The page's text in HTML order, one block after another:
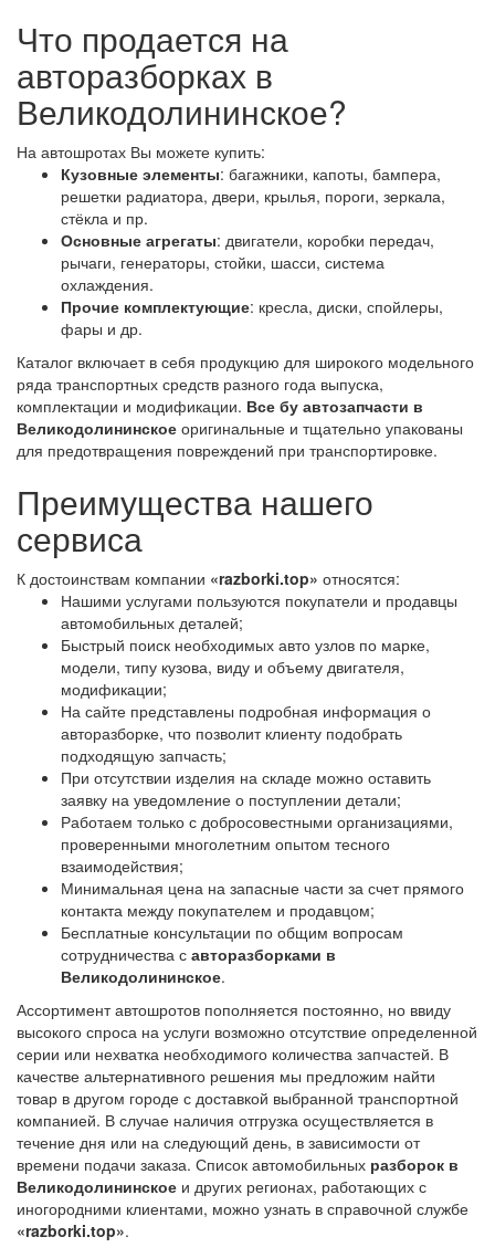
Что продается на
авторазборках в
Великодолининское?
На автошротах Вы можете купить:
Кузовные элементы: багажники, капоты, бампера,
решетки радиатора, двери, крылья, пороги, зеркала,
стёкла и пр.
Основные агрегаты: двигатели, коробки передач,
рычаги, генераторы, стойки, шасси, система
охлаждения.
Прочие комплектующие: кресла, диски, спойлеры,
фары и др.
Каталог включает в себя продукцию для широкого модельного
ряда транспортных средств разного года выпуска,
комплектации и модификации. Все бу автозапчасти в
Великодолининское оригинальные и тщательно упакованы
для предотвращения повреждений при транспортировке.
Преимущества нашего
сервиса
К достоинствам компании «razborki.top» относятся:
Нашими услугами пользуются покупатели и продавцы
автомобильных деталей;
Быстрый поиск необходимых авто узлов по марке,
модели, типу кузова, виду и объему двигателя,
модификации;
На сайте представлены подробная информация о
авторазборке, что позволит клиенту подобрать
подходящую запчасть;
При отсутствии изделия на складе можно оставить
заявку на уведомление о поступлении детали;
Работаем только с добросовестными организациями,
проверенными многолетним опытом тесного
взаимодействия;
Минимальная цена на запасные части за счет прямого
контакта между покупателем и продавцом;
Бесплатные консультации по общим вопросам
сотрудничества с авторазборками в
Великодолининское.
Ассортимент автошротов пополняется постоянно, но ввиду
высокого спроса на услуги возможно отсутствие определенной
серии или нехватка необходимого количества запчастей. В
качестве альтернативного решения мы предложим найти
товар в другом городе с доставкой выбранной транспортной
компанией. В случае наличия отгрузка осуществляется в
течение дня или на следующий день, в зависимости от
времени подачи заказа. Список автомобильных разборок в
Великодолининское и других регионах, работающих с
иногородними клиентами, можно узнать в справочной службе
«razborki.top».